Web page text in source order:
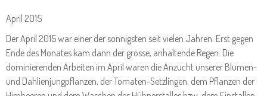
April 2015
Der April 2015 war einer der sonnigsten seit vielen Jahren. Erst gegen
Ende des Monates kam dann der grosse, anhaltende Regen. Die
dominierenden Arbeiten im April waren die Anzucht unserer Blumen-
und Dahlienjungpflanzen, der Tomaten-Setzlingen, dem Pflanzen der